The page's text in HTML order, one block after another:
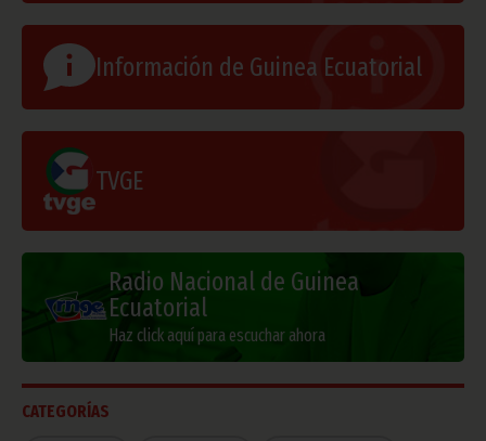
Información de Guinea Ecuatorial
TVGE
Radio Nacional de Guinea
Ecuatorial
Haz click aquí para escuchar ahora
CATEGORÍAS